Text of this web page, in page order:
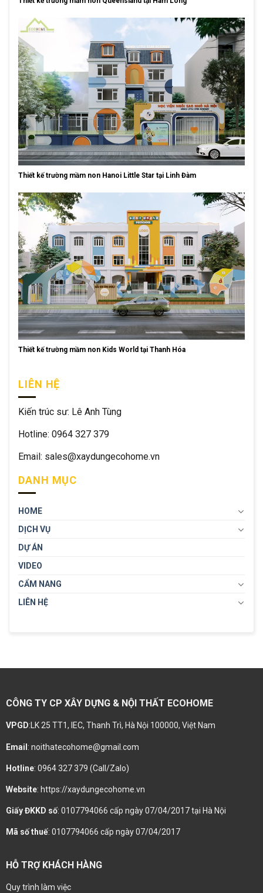
Thiết kế trường mầm non Hanoi Little Star tại Linh Đàm
Thiết kế trường mầm non Kids World tại Thanh Hóa
LIÊN HỆ
Kiến trúc sư: Lê Anh Tùng
Hotline: 0964 327 379
Email: sales@xaydungecohome.vn
DANH MỤC
HOME
DỊCH VỤ
DỰ ÁN
VIDEO
CẨM NANG
LIÊN HỆ
CÔNG TY CP XÂY DỰNG & NỘI THẤT ECOHOME
VPGD:LK 25 TT1, IEC, Thanh Trì, Hà Nội 100000, Việt Nam
Email: noithatecohome@gmail.com
Hotline: 0964 327 379 (Call/Zalo)
Website: https://xaydungecohome.vn
Giấy ĐKKD số: 0107794066 cấp ngày 07/04/2017 tại Hà Nội
Mã số thuế: 0107794066 cấp ngày 07/04/2017
HỖ TRỢ KHÁCH HÀNG
Quy trình làm việc